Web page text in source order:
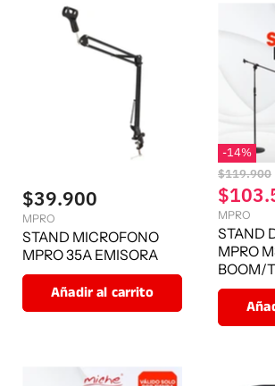
$39.900
MPRO
STAND MICROFONO
MPRO 35A EMISORA
Añadir al carrito
-14%
P
r
e
c
i
o
o
r
i
i
$119.900
P
r
e
c
i
o
a
MPRO
STAND
MPRO
BOOM/